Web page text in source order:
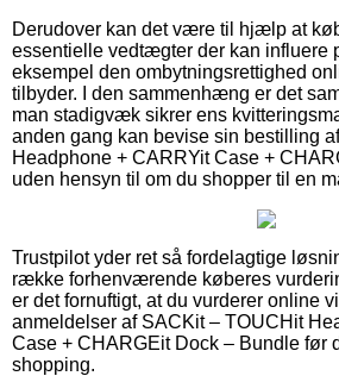
Derudover kan det være til hjælp at
essentielle vedtægter der kan influere
eksempel den ombytningsrettighed
tilbyder. I den sammenhæng er det
man stadigvæk sikrer ens
anden gang kan bevise sin bestilling
Headphone + CARRYit Case +
uden hensyn til om du shopper til en
Trustpilot yder ret så fordelagtige
række forhenværende køberes
er det fornuftigt, at du vurderer online
anmeldelser af SACKit – TOUCHit
Case + CHARGEit Dock – Bundle før
shopping.